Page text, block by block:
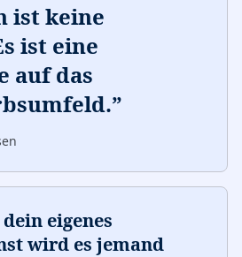
ist keine
ist eine
auf das
”
eigenes
wird es jemand